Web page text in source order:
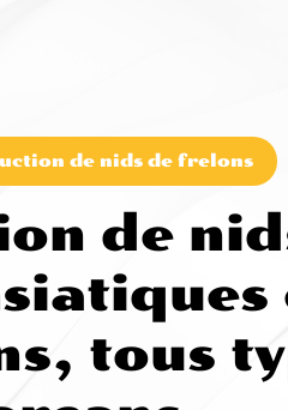
de nids de frelons
de
tous